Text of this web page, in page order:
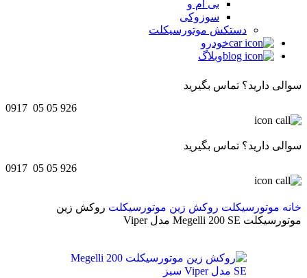
بی ام و
سوزوکی
دستکش موتورسیکلت
خودرو
وبلاگ
سوالی دارید؟ تماس بگیرید
0917 05 05 926
سوالی دارید؟ تماس بگیرید
0917 05 05 926
خانه موتورسیکلت روکش زین موتورسیکلت روکش زین
موتورسیکلت Megelli 200 SE مدل Viper